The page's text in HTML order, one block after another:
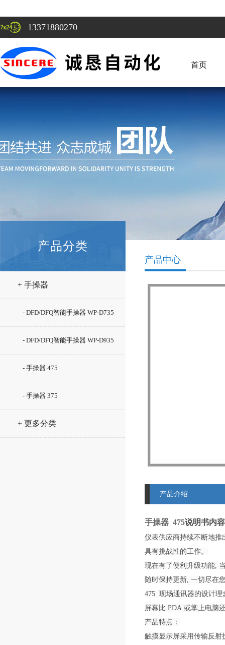
13371880270
首页
产品分类
+ 手操器
- DFD/DFQ智能手操器 WP-D735
系列
- DFD/DFQ智能手操器 WP-D935
系列
- 手操器 475
- 手操器 375
+ 更多分类
产品中心
产品介绍
手操器 475​说明书内
仪表供应商持续不断地
具有挑战性的工作。
现在有了便利升级功能,
随时保持更新, 一切尽在
475 现场通讯器的设计理
屏幕比 PDA 或掌上电脑
产品特点：
触摸显示屏采用传输反射